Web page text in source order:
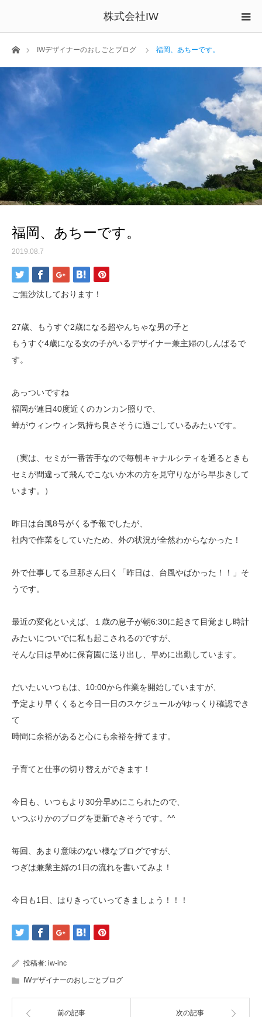
株式会社IW
ホームIWデザイナーのおしごとブログ 福岡、あちーです。
福岡、あちーです。
2019.08.7
ご無沙汰しております！
27歳、もうすぐ2歳になる超やんちゃな男の子と
もうすぐ4歳になる女の子がいるデザイナー兼主婦のしんばるで
す。
あっついですね
福岡が連日40度近くのカンカン照りで、
蝉がウィンウィン気持ち良さそうに過ごしているみたいです。
（実は、セミが一番苦手なので毎朝キャナルシティを通るときも
セミが間違って飛んでこないか木の方を見守りながら早歩きして
います。）
昨日は台風8号がくる予報でしたが、
社内で作業をしていたため、外の状況が全然わからなかった！
外で仕事してる旦那さん曰く「昨日は、台風やばかった！！」そ
うです。
最近の変化といえば、１歳の息子が朝6:30に起きて目覚まし時計
みたいについでに私も起こされるのですが、
そんな日は早めに保育園に送り出し、早めに出勤しています。
だいたいいつもは、10:00から作業を開始していますが、
予定より早くくると今日一日のスケジュールがゆっくり確認でき
て
時間に余裕があると心にも余裕を持てます。
子育てと仕事の切り替えができます！
今日も、いつもより30分早めにこられたので、
いつぶりかのブログを更新できそうです。^^
毎回、あまり意味のない様なブログですが、
つぎは兼業主婦の1日の流れを書いてみよ！
今日も1日、はりきっていってきましょう！！！
投稿者: iw-inc
IWデザイナーのおしごとブログ
前の記事 次の記事